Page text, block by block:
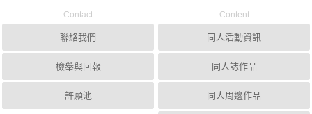
Contact
聯絡我們
檢舉與回報
許願池
Content
同人活動資訊
同人誌作品
同人周邊作品